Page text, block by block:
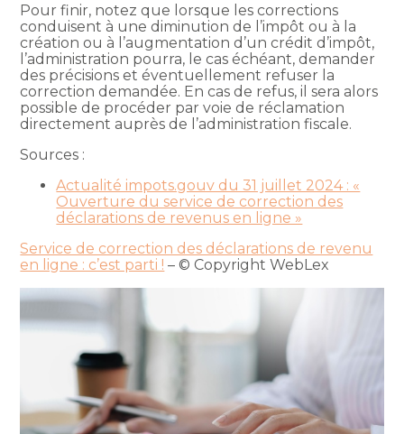
Pour finir, notez que lorsque les corrections
conduisent à une diminution de l’impôt ou à la
création ou à l’augmentation d’un crédit d’impôt,
l’administration pourra, le cas échéant, demander
des précisions et éventuellement refuser la
correction demandée. En cas de refus, il sera alors
possible de procéder par voie de réclamation
directement auprès de l’administration fiscale.
Sources :
Actualité impots.gouv du 31 juillet 2024 : «
Ouverture du service de correction des
déclarations de revenus en ligne »
Service de correction des déclarations de revenu
en ligne : c’est parti ! – © Copyright WebLex